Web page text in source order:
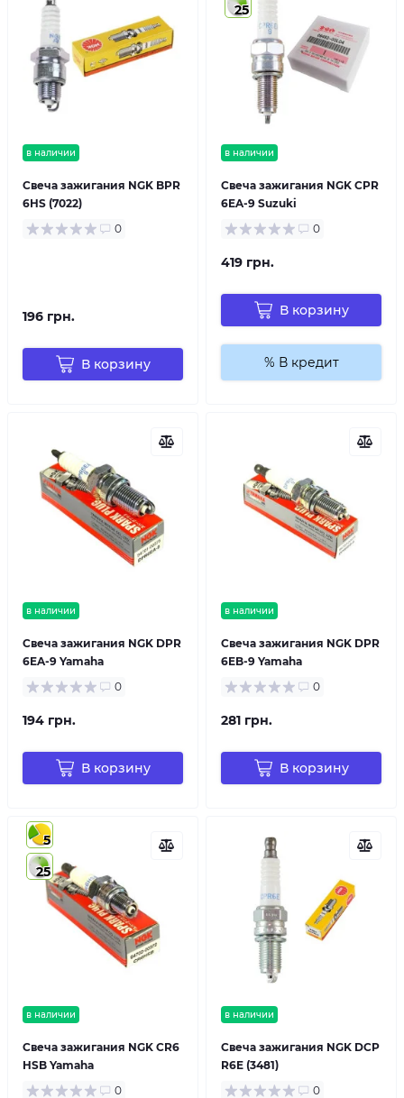
в наличии
Свеча зажигания NGK BPR
6HS (7022)
0
196 грн.
В корзину
в наличии
Свеча зажигания NGK CPR
6EA-9 Suzuki
25
0
419 грн.
В корзину
% В кредит
в наличии
Свеча зажигания NGK DPR
6EA-9 Yamaha
0
194 грн.
В корзину
в наличии
Свеча зажигания NGK DPR
6EB-9 Yamaha
0
281 грн.
В корзину
в наличии
Свеча зажигания NGK CR6
HSB Yamaha
5
25
0
в наличии
Свеча зажигания NGK DCP
R6E (3481)
0